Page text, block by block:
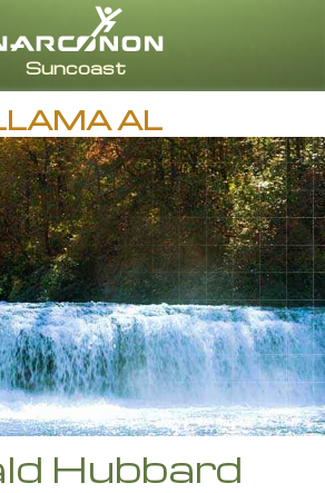
AL
Hubbard